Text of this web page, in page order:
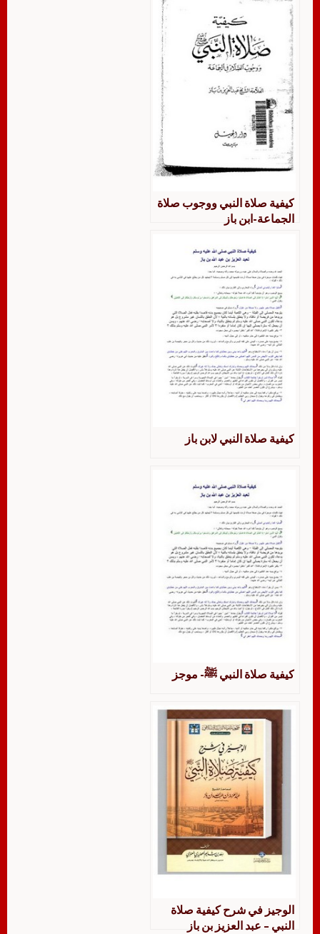
كيفية صلاة النبي ووجوب صلاة
الجماعة-ابن باز
كيفية صلاة النبي لابن باز
كيفية صلاة النبي ﷺ- موجز
الوجيز في شرح كيفية صلاة
النبي – عبد العزيز بن باز